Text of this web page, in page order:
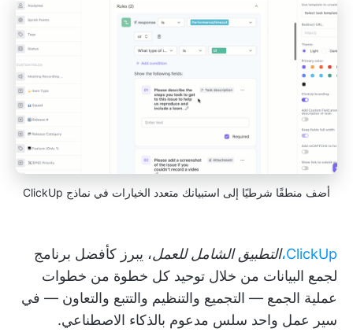
أضف منطقًا شرطيًا إلى استبيانك متعدد الخيارات في نماذج ClickUp
ClickUp، التطبيق الشامل للعمل، يبرز كأفضل برنامج
لجمع البيانات من خلال توحيد كل خطوة من خطوات
عملية الجمع — التجميع والتنظيم والتتبع والتعاون — في
سير عمل واحد سلس مدعوم بالذكاء الاصطناعي.